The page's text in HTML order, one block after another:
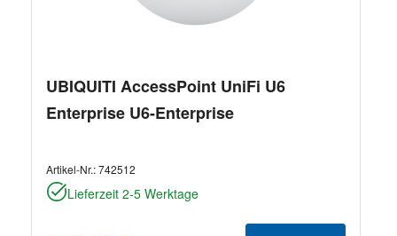
UBIQUITI AccessPoint UniFi U6
Enterprise U6-Enterprise
Artikel-Nr.:742512
Lieferzeit 2-5 Werktage